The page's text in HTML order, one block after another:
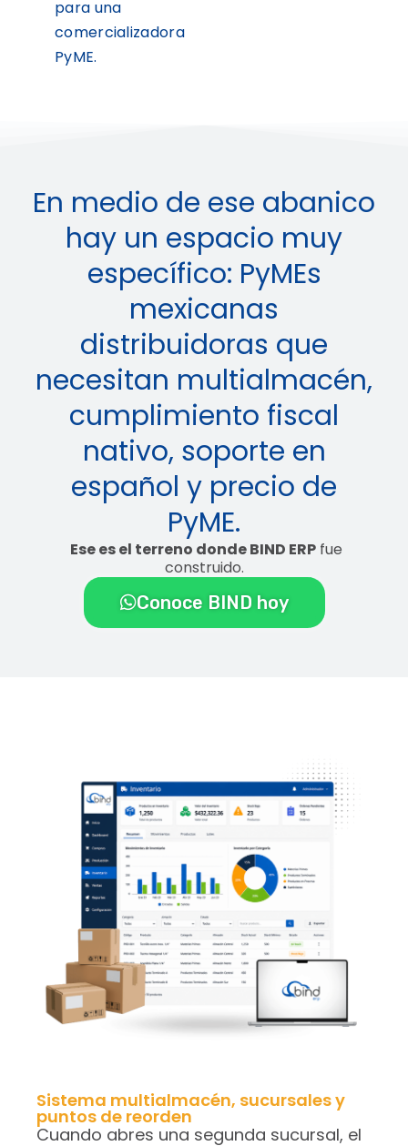
para una
comercializadora
PyME.
En medio de ese abanico
hay un espacio muy
específico: PyMEs
mexicanas
distribuidoras que
necesitan multialmacén,
cumplimiento fiscal
nativo, soporte en
español y precio de
PyME.
Ese es el terreno donde BIND ERPfue
construido.
Conoce BIND hoy
Sistema multialmacén, sucursales y
puntos de reorden
Cuando abres una segunda sucursal, el